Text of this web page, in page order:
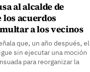
al alcalde de
los acuerdos
a los vecinos
que, un año después, el
sin ejecutar una moción
para reorganizar la